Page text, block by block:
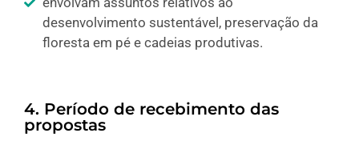
desenvolvimento sustentável, preservação da
floresta em pé e cadeias produtivas.
4. Período de recebimento das
propostas